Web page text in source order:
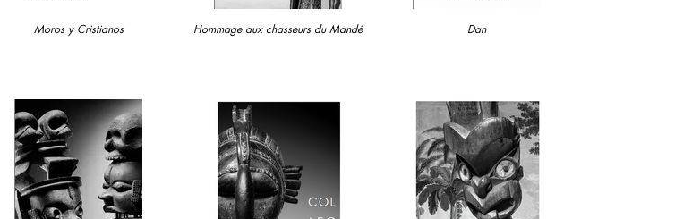
Moros y Cristianos Hommage aux chasseurs du Mandé Dan